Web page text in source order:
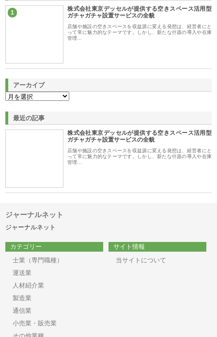
1
株式会社東京デッセルが提供する空きスペース活用型
ガチャガチャ設置サービスの全貌
店舗や施設の空きスペースを収益源に変える発想は、経営者にと
って常に魅力的なテーマです。しかし、新たな什器の導入や在庫
管理…
アーカイブ
最近の記事
株式会社東京デッセルが提供する空きスペース活用型
ガチャガチャ設置サービスの全貌
店舗や施設の空きスペースを収益源に変える発想は、経営者にと
って常に魅力的なテーマです。しかし、新たな什器の導入や在庫
管理…
ジャーナルネット
ジャーナルネット
カテゴリー
士業（専門職種）
運送業
人材紹介業
製造業
通信業
小売業・販売業
サイト情報
当サイトについて